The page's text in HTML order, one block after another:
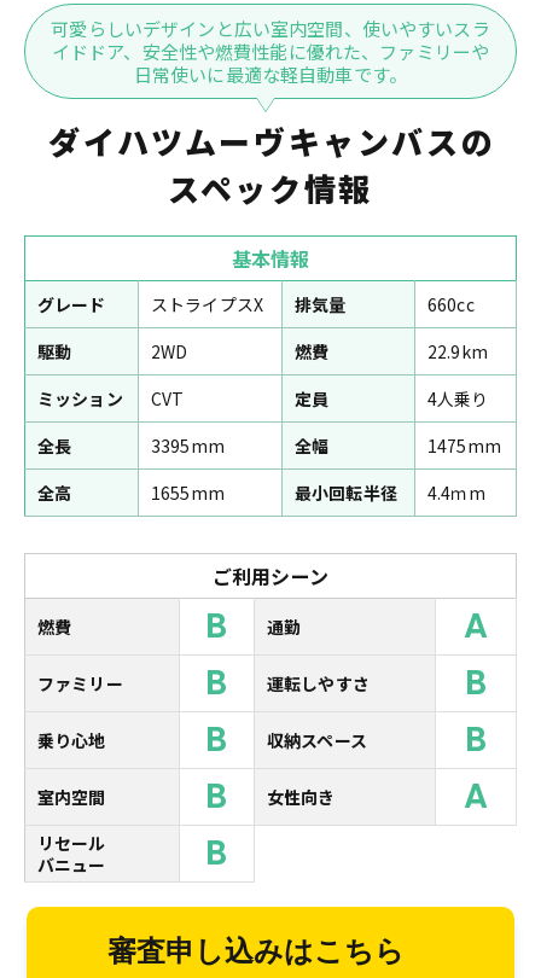
可愛らしいデザインと広い室内空間、使いやすいスラ
イドドア、安全性や燃費性能に優れた、ファミリーや
日常使いに最適な軽自動車です。
ダイハツムーヴキャンバスの
スペック情報
基本情報
グレード ストライプスX 排気量
660cc
駆動
2WD 燃費
22.9km
ミッション
CVT 定員
4人乗り
全長
3395mm 全幅
1475mm
全高
1655mm 最小回転半径 4.4ｍm
ご利用シーン
燃費 B 通勤 A
ファミリー B 運転しやすさ B
乗り心地 B 収納スペース B
室内空間 B 女性向き A
リセール
バニュー
B
審査申し込みはこちら